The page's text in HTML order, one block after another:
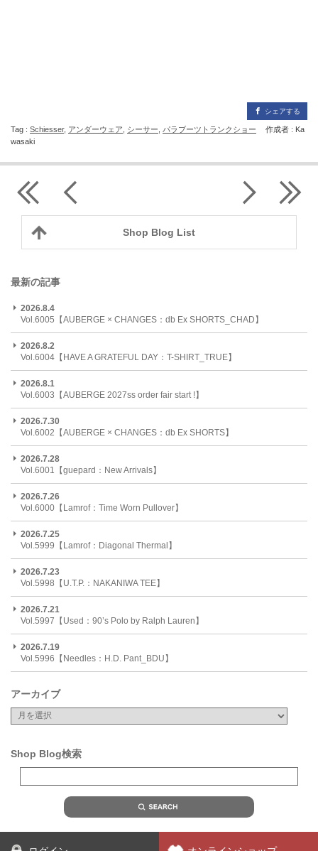
シェアする
Tag : Schiesser, アンダーウェア シーサー パラブーツトランクショー
作成者 : Ka
wasaki
Shop Blog List
最新の記事
2026.8.4
Vol.6005【AUBERGE × CHANGES：db Ex SHORTS_CHAD】
2026.8.2
Vol.6004【HAVE A GRATEFUL DAY：T-SHIRT_TRUE】
2026.8.1
Vol.6003【AUBERGE 2027ss order fair start !】
2026.7.30
Vol.6002【AUBERGE × CHANGES：db Ex SHORTS】
2026.7.28
Vol.6001【guepard：New Arrivals】
2026.7.26
Vol.6000【Lamrof：Time Worn Pullover】
2026.7.25
Vol.5999【Lamrof：Diagonal Thermal】
2026.7.23
Vol.5998【U.T.P.：NAKANIWA TEE】
2026.7.21
Vol.5997【Used：90’s Polo by Ralph Lauren】
2026.7.19
Vol.5996【Needles：H.D. Pant_BDU】
アーカイブ
Shop Blog検索